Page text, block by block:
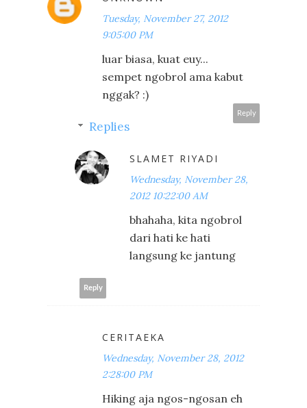
Tuesday, November 27, 2012
9:05:00 PM
luar biasa, kuat euy...
sempet ngobrol ama kabut
nggak? :)
Reply
Replies
SLAMET RIYADI
Wednesday, November 28,
2012 10:22:00 AM
bhahaha, kita ngobrol
dari hati ke hati
langsung ke jantung
Reply
CERITAEKA
Wednesday, November 28, 2012
2:28:00 PM
Hiking aja ngos-ngosan eh